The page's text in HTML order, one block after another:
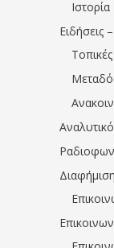
Ιστορία
Ειδήσεις
Διαφήμιση